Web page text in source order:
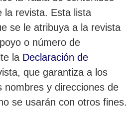
la revista. Esta lista
se le atribuya a la revista
o número de
la Declaración de
que garantiza a los
nombres y direcciones de
se usarán con otros fines.